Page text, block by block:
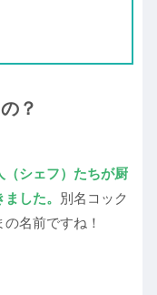
？
（シェフ）たちが厨
した。 別名コック
名前ですね！